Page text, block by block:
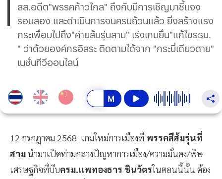
สส.อดีต"พรรคก้าวไกล" ถึงกับมีการเชิญมาชี้แจง
รอบสอง และดำเนินการจนครบถ้วนแล้ว ยิ่งสร้างแรง
กระเพื่อมไปถึง"ค่ายส้มรุ่นสาม" เร่งเกมยื่น"แก้ไขรธน.
" ว่าด้วยองค์กรอิสระ ติดตามได้จาก "กระบี่เดียวดาย"
เนชั่นทีวีออนไลน์
12 กรกฎาคม 2568 เกมใหม่การเมืองที่ พรรคสีส้มรุ่นที่
สามนำมาเปิดท่ามกลางปัญหาการเมือง/ความมั่นคง/พิษ
เศรษฐกิจที่บีบครม.เเพทองธาร ชินวัตรในตอนนี้นั้น ต้อง